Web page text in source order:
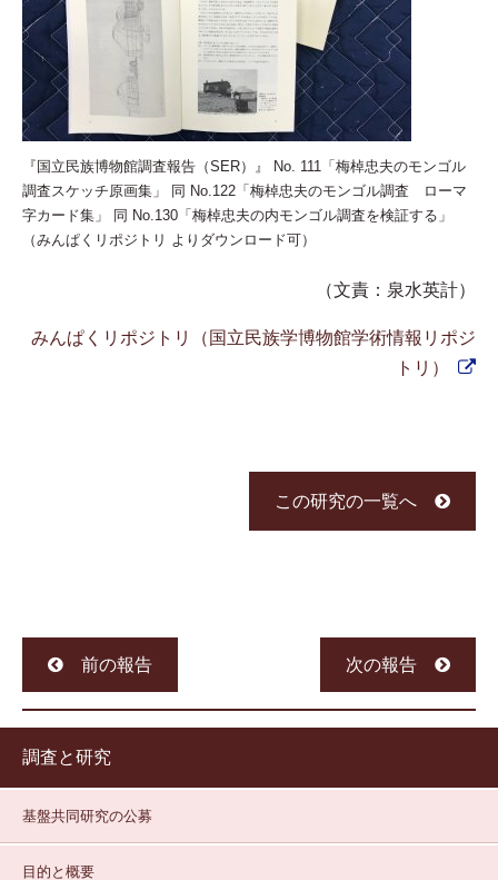
『国立民族博物館調査報告（SER）』
No. 111「梅棹忠夫のモンゴル
調査スケッチ原画集」
同 No.122「梅棹忠夫のモンゴル調査 ローマ
字カード集」
同 No.130「梅棹忠夫の内モンゴル調査を検証する」
（みんぱくリポジトリ よりダウンロード可）
（文責：泉水英計）
みんぱくリポジトリ（国立民族学博物館学術情報リポジ
トリ）
この研究の一覧へ
前の報告 次の報告
調査と研究
基盤共同研究の公募
目的と概要